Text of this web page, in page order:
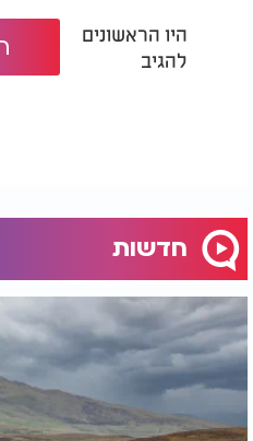
היו הראשונים
להגיב
חדשות